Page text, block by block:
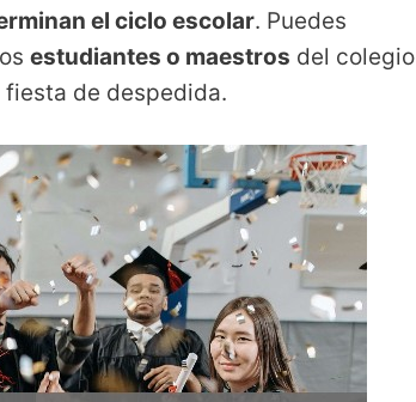
el ciclo escolar. Puedes
estudiantes o maestros del colegio
de despedida.